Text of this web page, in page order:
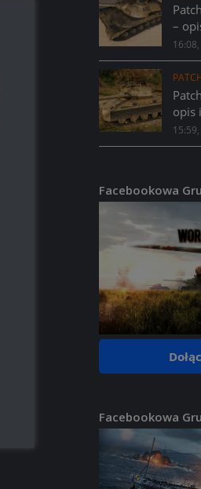
–
opis
Facebookowa
Facebookowa